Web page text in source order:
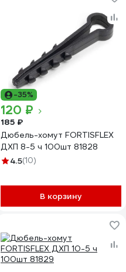
-35%
120 ₽
185 ₽
Дюбель-хомут FORTISFLEX
ДХП 8-5 ч 100шт 81828
4.5(10)
В корзину